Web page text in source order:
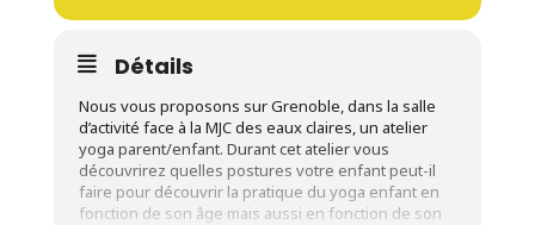
Détails
Nous vous proposons sur Grenoble, dans la salle
d’activité face à la MJC des eaux claires, un atelier
yoga parent/enfant. Durant cet atelier vous
découvrirez quelles postures votre enfant peut-il
faire pour découvrir la pratique du yoga enfant en
fonction de son âge mais aussi en fonction de son